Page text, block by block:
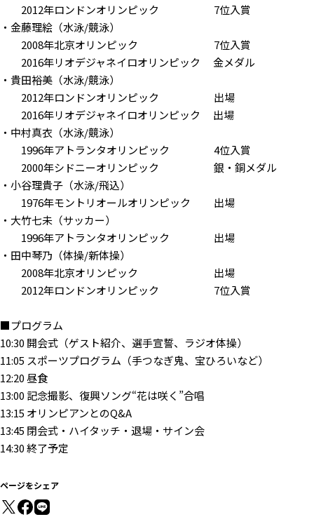
2012年ロンドンオリンピック 7位入賞
・金藤理絵（水泳/競泳）
2008年北京オリンピック 7位入賞
2016年リオデジャネイロオリンピック 金メダル
・貴田裕美（水泳/競泳）
2012年ロンドンオリンピック 出場
2016年リオデジャネイロオリンピック 出場
・中村真衣（水泳/競泳）
1996年アトランタオリンピック 4位入賞
2000年シドニーオリンピック 銀・銅メダル
・小谷理貴子（水泳/飛込）
1976年モントリオールオリンピック 出場
・大竹七未（サッカー）
1996年アトランタオリンピック 出場
・田中琴乃（体操/新体操）
2008年北京オリンピック 出場
2012年ロンドンオリンピック 7位入賞
■プログラム
10:30 開会式（ゲスト紹介、選手宣誓、ラジオ体操）
11:05 スポーツプログラム（手つなぎ鬼、宝ひろいなど）
12:20 昼食
13:00 記念撮影、復興ソング“花は咲く”合唱
13:15 オリンピアンとのQ&A
13:45 閉会式・ハイタッチ・退場・サイン会
14:30 終了予定
ページをシェア